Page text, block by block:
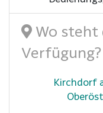
Wo steht
Verfügung?
Kirchdorf